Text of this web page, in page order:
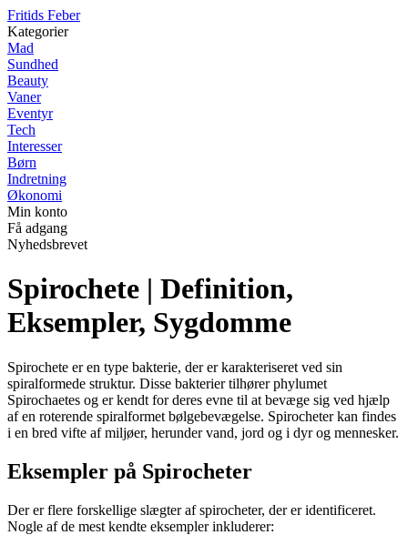
Fritids Feber
Kategorier
Mad
Sundhed
Beauty
Vaner
Eventyr
Tech
Interesser
Børn
Indretning
Økonomi
Min konto
Få adgang
Nyhedsbrevet
Spirochete | Definition,
Eksempler, Sygdomme
Spirochete er en type bakterie, der er karakteriseret ved sin
spiralformede struktur. Disse bakterier tilhører phylumet
Spirochaetes og er kendt for deres evne til at bevæge sig ved hjælp
af en roterende spiralformet bølgebevægelse. Spirocheter kan findes
i en bred vifte af miljøer, herunder vand, jord og i dyr og mennesker.
Eksempler på Spirocheter
Der er flere forskellige slægter af spirocheter, der er identificeret.
Nogle af de mest kendte eksempler inkluderer: